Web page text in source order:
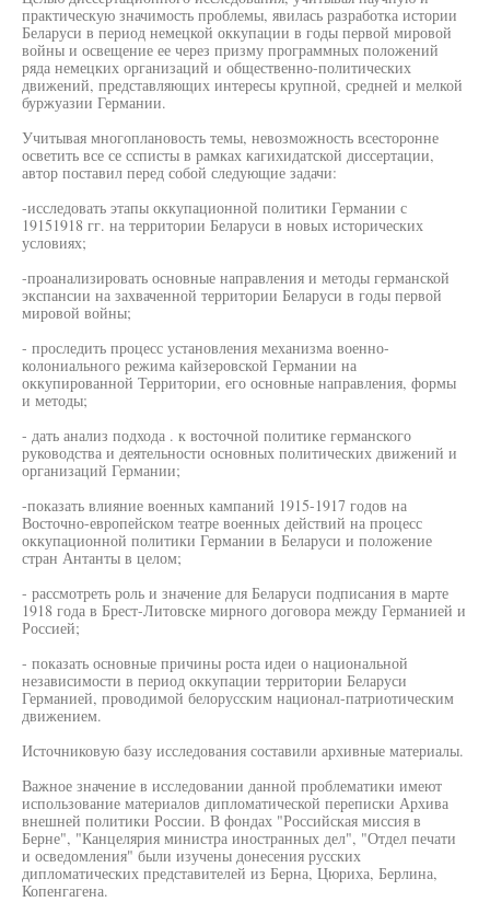
практическую значимость проблемы, явилась разработка истории
Беларуси в период немецкой оккупации в годы первой мировой
войны и освещение ее через призму программных положений
ряда немецких организаций и общественно-политических
движений, представляющих интересы крупной, средней и мелкой
буржуазии Германии.
Учитывая многоплановость темы, невозможность всесторонне
осветить все се ссписты в рамках кагихидатской диссертации,
автор поставил перед собой следующие задачи:
-исследовать этапы оккупационной политики Германии с
19151918 гг. на территории Беларуси в новых исторических
условиях;
-проанализировать основные направления и методы германской
экспансии на захваченной территории Беларуси в годы первой
мировой войны;
- проследить процесс установления механизма военно-
колониального режима кайзеровской Германии на
оккупированной Территории, его основные направления, формы
и методы;
- дать анализ подхода . к восточной политике германского
руководства и деятельности основных политических движений и
организаций Германии;
-показать влияние военных кампаний 1915-1917 годов на
Восточно-европейском театре военных действий на процесс
оккупационной политики Германии в Беларуси и положение
стран Антанты в целом;
- рассмотреть роль и значение для Беларуси подписания в марте
1918 года в Брест-Литовске мирного договора между Германией и
Россией;
- показать основные причины роста идеи о национальной
независимости в период оккупации территории Беларуси
Германией, проводимой белорусским национал-патриотическим
движением.
Источниковую базу исследования составили архивные материалы.
Важное значение в исследовании данной проблематики имеют
использование материалов дипломатической переписки Архива
внешней политики России. В фондах "Российская миссия в
Берне", "Канцелярия министра иностранных дел", "Отдел печати
и осведомления" были изучены донесения русских
дипломатических представителей из Берна, Цюриха, Берлина,
Копенгагена.